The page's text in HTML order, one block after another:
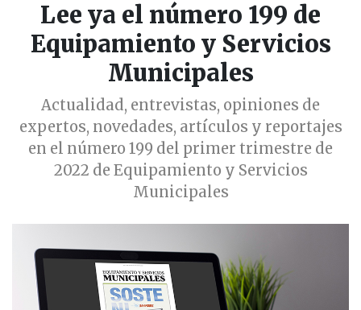
Lee ya el número 199 de
Equipamiento y Servicios
Municipales
Actualidad, entrevistas, opiniones de
expertos, novedades, artículos y reportajes
en el número 199 del primer trimestre de
2022 de Equipamiento y Servicios
Municipales